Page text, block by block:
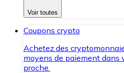
Voir toutes
Coupons crypto
Achetez des
moyens de paiement dans
proche.